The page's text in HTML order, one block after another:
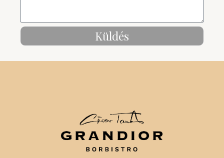
Küldés